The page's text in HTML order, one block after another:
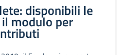
disponibili le
modulo per